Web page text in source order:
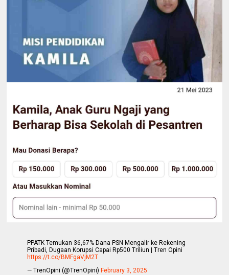
PPATK Temukan 36,67% Dana PSN Mengalir ke Rekening
Pribadi, Dugaan Korupsi Capai Rp500 Triliun | Tren Opini
https://t.co/BMFgaVjM2T
— TrenOpini (@TrenOpini) February 3, 2025